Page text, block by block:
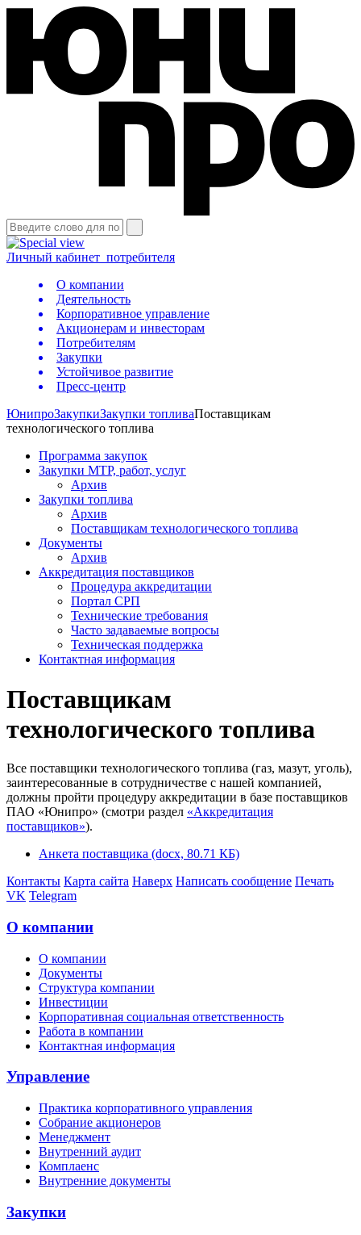
Личный кабинет потребителя
О компании
Деятельность
Корпоративное управление
Акционерам и инвесторам
Потребителям
Закупки
Устойчивое развитие
Пресс-центр
ЮнипроЗакупкиЗакупки топливаПоставщикам
технологического топлива
Программа закупок
Закупки МТР, работ, услуг
Архив
Закупки топлива
Архив
Поставщикам технологического топлива
Документы
Архив
Аккредитация поставщиков
Процедура аккредитации
Портал СРП
Технические требования
Часто задаваемые вопросы
Техническая поддержка
Контактная информация
Поставщикам
технологического топлива
Все поставщики технологического топлива (газ, мазут, уголь),
заинтересованные в сотрудничестве с нашей компанией,
должны пройти процедуру аккредитации в базе поставщиков
ПАО «Юнипро» (смотри раздел «Аккредитация
поставщиков»).
Анкета поставщика (docx, 80.71 КБ)
Контакты Карта сайта Наверх Написать сообщение Печать
VK Telegram
О компании
О компании
Документы
Структура компании
Инвестиции
Корпоративная социальная ответственность
Работа в компании
Контактная информация
Управление
Практика корпоративного управления
Собрание акционеров
Менеджмент
Внутренний аудит
Комплаенс
Внутренние документы
Закупки